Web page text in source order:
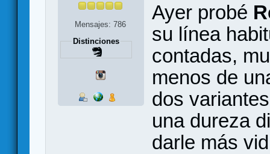
Mensajes: 786
Distinciones
Ayer probé
su línea
contadas,
menos de
dos
una dureza
darle más